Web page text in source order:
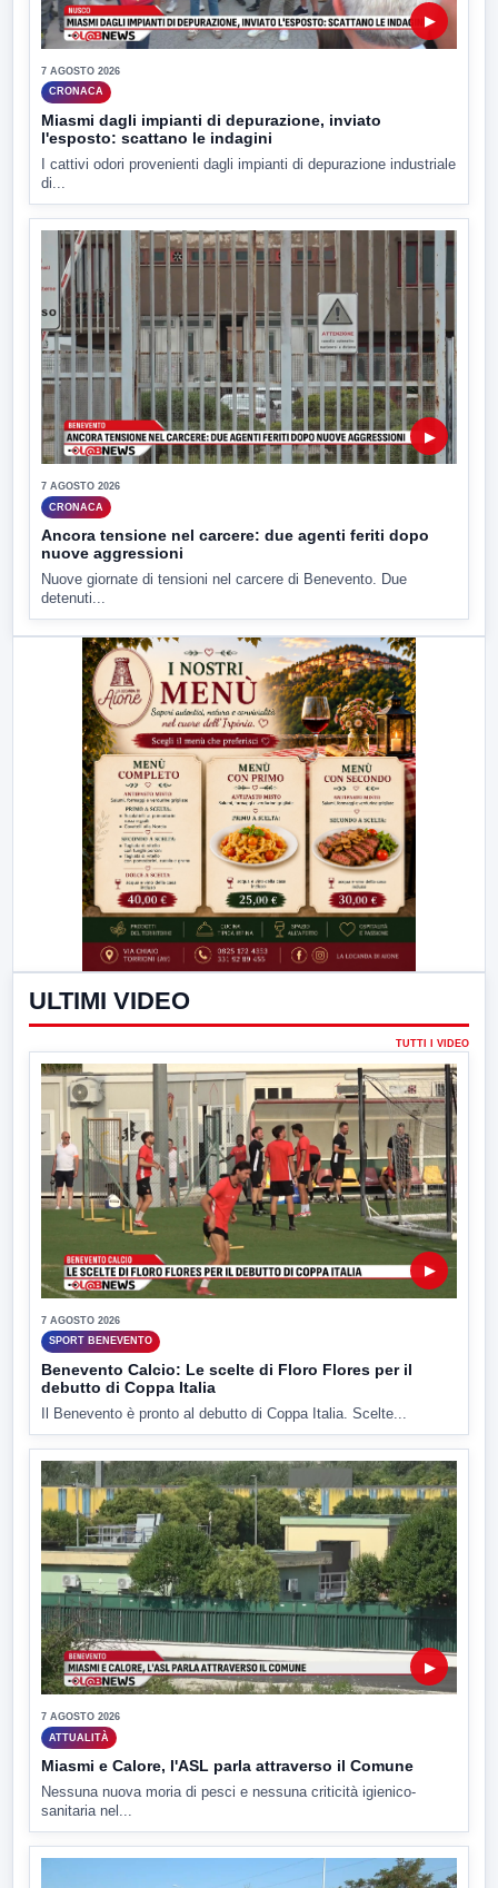
▶
7 AGOSTO 2026
CRONACA
Miasmi dagli impianti di depurazione, inviato
l'esposto: scattano le indagini
I cattivi odori provenienti dagli impianti di depurazione industriale
di...
▶
7 AGOSTO 2026
CRONACA
Ancora tensione nel carcere: due agenti feriti dopo
nuove aggressioni
Nuove giornate di tensioni nel carcere di Benevento. Due
detenuti...
ULTIMI VIDEO
TUTTI I VIDEO
▶
7 AGOSTO 2026
SPORT BENEVENTO
Benevento Calcio: Le scelte di Floro Flores per il
debutto di Coppa Italia
Il Benevento è pronto al debutto di Coppa Italia. Scelte...
▶
7 AGOSTO 2026
ATTUALITÀ
Miasmi e Calore, l'ASL parla attraverso il Comune
Nessuna nuova moria di pesci e nessuna criticità igienico-
sanitaria nel...